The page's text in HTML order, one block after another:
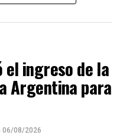
el ingreso de la
Argentina para
06/08/2026